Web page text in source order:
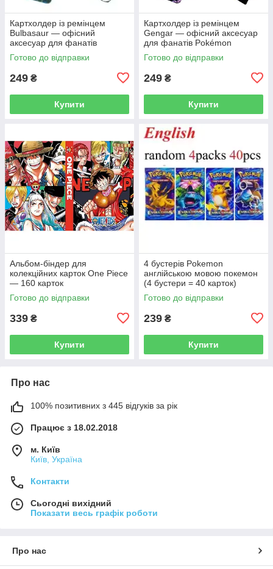
Картхолдер із ремінцем
Bulbasaur — офісний
аксесуар для фанатів
Pokémon
Готово до відправки
249 ₴
Купити
Картхолдер із ремінцем
Gengar — офісний аксесуар
для фанатів Pokémon
Готово до відправки
249 ₴
Купити
Альбом-біндер для
колекційних карток One Piece
— 160 карток
Готово до відправки
339 ₴
Купити
4 бустерів Pokemon
англійською мовою покемон
(4 бустери = 40 карток)
Готово до відправки
239 ₴
Купити
Про нас
100% позитивних з 445 відгуків за рік
Працює з 18.02.2018
м. Київ
Київ, Україна
Контакти
Сьогодні вихідний
Показати весь графік роботи
Про нас